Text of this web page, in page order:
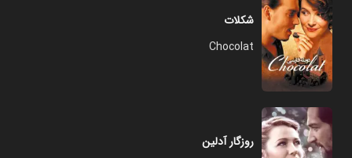
شکلات
Chocolat
روزگار آدلین